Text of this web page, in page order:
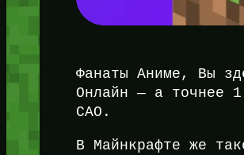
Фанаты Аниме, Вы
Онлайн — а точнее 1
САО.
В Майнкрафте же